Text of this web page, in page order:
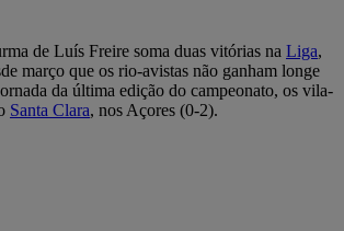
de Luís Freire soma duas vitórias na Liga,
março que os rio-avistas não ganham longe
da última edição do campeonato, os vila-
Santa Clara, nos Açores (0-2).